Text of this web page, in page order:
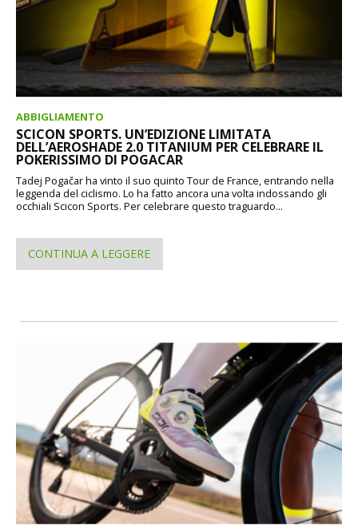
ABBIGLIAMENTO
SCICON SPORTS. UN’EDIZIONE LIMITATA
DELL’AEROSHADE 2.0 TITANIUM PER CELEBRARE IL
POKERISSIMO DI POGACAR
Tadej Pogačar ha vinto il suo quinto Tour de France, entrando nella
leggenda del ciclismo. Lo ha fatto ancora una volta indossando gli
occhiali Scicon Sports. Per celebrare questo traguardo...
CONTINUA A LEGGERE